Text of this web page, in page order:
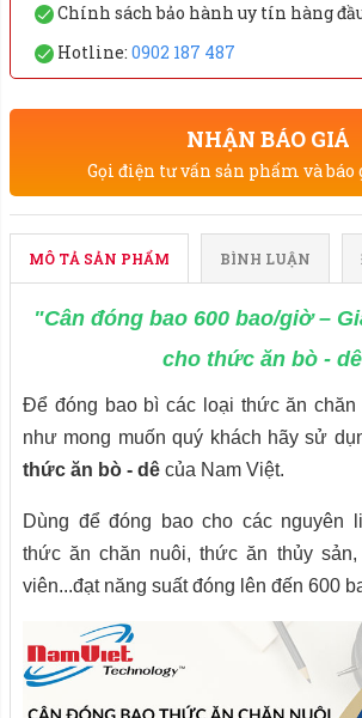
Chính sách bảo hành uy tín hàng
Hotline: 0902 187 487
NHẬN BÁO GIÁ
Gọi điện tư vấn sản phẩm và
MÔ TẢ SẢN PHẨM BÌNH LUẬN
"Cân đóng bao 600 bao/giờ –
cho thức ăn bò -
Để đóng bao bì các loại thức ăn
như mong muốn quý khách hãy sử
thức ăn bò - dê của Nam Việt.
Dùng để đóng bao cho các nguyên
thức ăn chăn nuôi, thức ăn thủy
viên...đạt năng suất đóng lên đến 600